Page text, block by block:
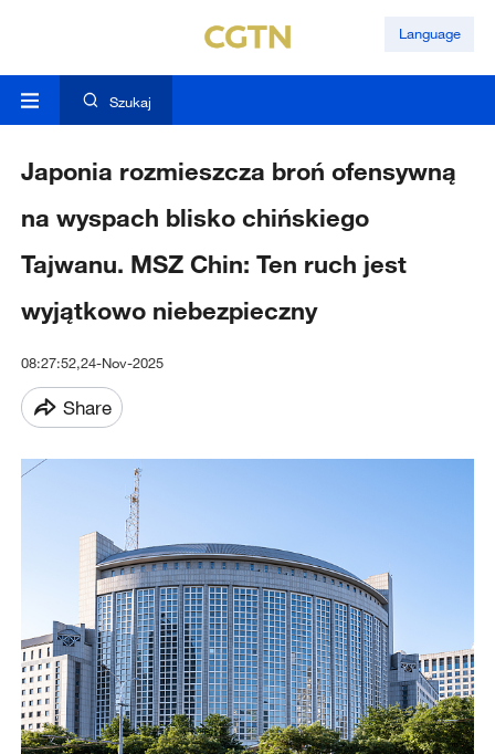
Language
Szukaj
Japonia rozmieszcza broń ofensywną
na wyspach blisko chińskiego
Tajwanu. MSZ Chin: Ten ruch jest
wyjątkowo niebezpieczny
08:27:52,24-Nov-2025
Share